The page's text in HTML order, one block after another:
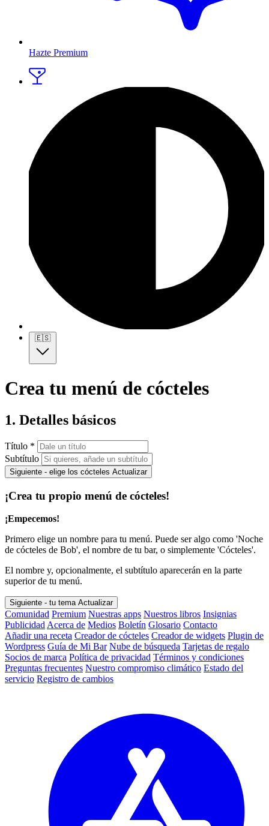
Hazte Premium
🇪🇸
Crea tu menú de cócteles
1. Detalles básicos
Título *
Subtítulo
Siguiente - elige los cócteles Actualizar
¡Crea tu propio menú de cócteles!
¡Empecemos!
Primero elige un nombre para tu menú. Puede ser algo como 'Noche
de cócteles de Bob', el nombre de tu bar, o simplemente 'Cócteles'.
El nombre y, opcionalmente, el subtítulo aparecerán en la parte
superior de tu menú.
Siguiente - tu tema Actualizar
Comunidad Premium Nuestras apps Nuestros libros Insignias
Publicidad Acerca de Medios Boletín Glosario Contacto
Añadir una receta Creador de cócteles Creador de widgets Plugin de
Wordpress Guía de Mi Bar Nube de búsqueda Tarjetas de regalo
Socios de marca Política de privacidad Términos y condiciones
Preguntas frecuentes Nuestro compromiso climático Estado del
servicio Registro de cambios